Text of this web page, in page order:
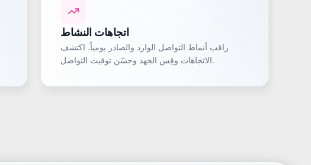
اتجاهات النشاط
راقب أنماط التواصل الوارد والصادر يومياً. اكتشف
الاتجاهات وقِس الجهد وحسّن توقيت التواصل.